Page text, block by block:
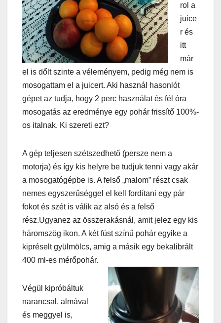
rol a
juice
r és
itt
már
el is dőlt szinte a véleményem, pedig még nem is
mosogattam el a juicert. Aki használ hasonlót
gépet az tudja, hogy 2 perc használat és fél óra
mosogatás az eredménye egy pohár frissítő 100%-
os italnak. Ki szereti ezt?
A gép teljesen szétszedhető (persze nem a
motorja) és így kis helyre be tudjuk tenni vagy akár
a mosogatógépbe is. A felső „malom” részt csak
nemes egyszerűséggel el kell fordítani egy pár
fokot és szét is válik az alsó és a felső
rész.Ugyanez az összerakásnál, amit jelez egy kis
háromszög ikon. A két füst színű pohár egyike a
kipréselt gyülmölcs, amig a másik egy bekalibrált
400 ml-es mérőpohár.
Végül kipróbáltuk
narancsal, almával
és meggyel is,